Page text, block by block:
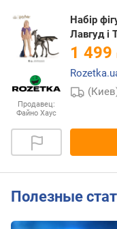
Продавец:
Файно Хаус
Набір
Лавгуд і
1 499
Полезные